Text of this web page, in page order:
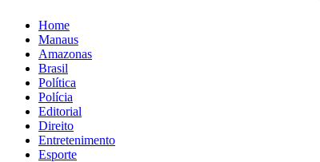
Home
Manaus
Amazonas
Brasil
Política
Polícia
Editorial
Direito
Entretenimento
Esporte